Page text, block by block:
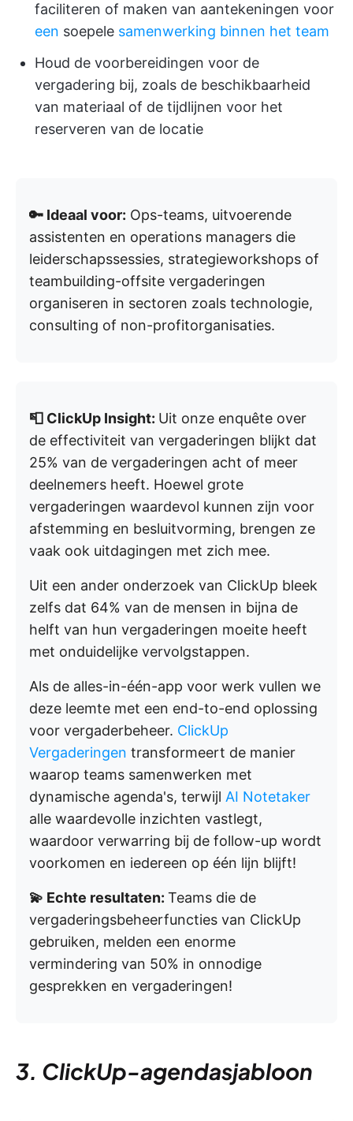
faciliteren of maken van aantekeningen voor
een soepele samenwerking binnen het team
Houd de voorbereidingen voor de
vergadering bij, zoals de beschikbaarheid
van materiaal of de tijdlijnen voor het
reserveren van de locatie
🔑 Ideaal voor: Ops-teams, uitvoerende
assistenten en operations managers die
leiderschapssessies, strategieworkshops of
teambuilding-offsite vergaderingen
organiseren in sectoren zoals technologie,
consulting of non-profitorganisaties.
📮 ClickUp Insight: Uit onze enquête over
de effectiviteit van vergaderingen blijkt dat
25% van de vergaderingen acht of meer
deelnemers heeft. Hoewel grote
vergaderingen waardevol kunnen zijn voor
afstemming en besluitvorming, brengen ze
vaak ook uitdagingen met zich mee.
Uit een ander onderzoek van ClickUp bleek
zelfs dat 64% van de mensen in bijna de
helft van hun vergaderingen moeite heeft
met onduidelijke vervolgstappen.
Als de alles-in-één-app voor werk vullen we
deze leemte met een end-to-end oplossing
voor vergaderbeheer. ClickUp
Vergaderingen transformeert de manier
waarop teams samenwerken met
dynamische agenda's, terwijl AI Notetaker
alle waardevolle inzichten vastlegt,
waardoor verwarring bij de follow-up wordt
voorkomen en iedereen op één lijn blijft!
💫 Echte resultaten: Teams die de
vergaderingsbeheerfuncties van ClickUp
gebruiken, melden een enorme
vermindering van 50% in onnodige
gesprekken en vergaderingen!
3. ClickUp-agendasjabloon